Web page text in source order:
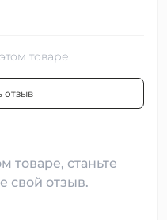
товаре.
отзыв
товаре, станьте
свой отзыв.